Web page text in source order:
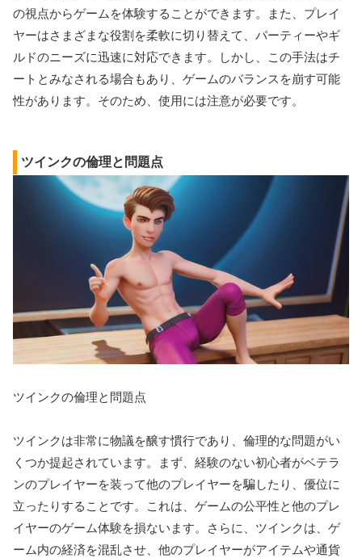
の視点からゲームを体験することができます。また、プレイ
ヤーはさまざまな役割を柔軟に切り替えて、パーティーやギ
ルドのニーズに迅速に対応できます。しかし、この手法はチ
ートとみなされる場合もあり、ゲームのバランスを崩す可能
性があります。そのため、使用には注意が必要です。
ツインクの倫理と問題点
ツインクの倫理と問題点
ツインクは非常に物議を醸す慣行であり、倫理的な問題がい
くつか提起されています。まず、経験のない初心者がベテラ
ンのプレイヤーを装って他のプレイヤーを騙したり、優位に
立ったりすることです。これは、ゲームの公平性と他のプレ
イヤーのゲーム体験を損ないます。さらに、ツインクは、ゲ
ーム内の経済を混乱させ、他のプレイヤーがアイテムや通貨